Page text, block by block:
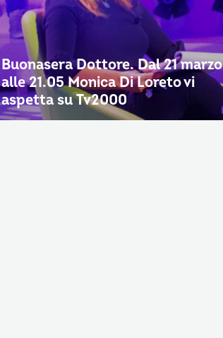
Buonasera Dottore. Dal 21 marzo
alle 21.05 Monica Di Loreto vi
aspetta su Tv2000